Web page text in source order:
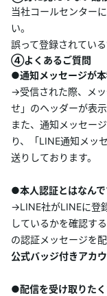
当社コールセンター
い。
誤って登録されてい
④よくあるご質問
●通知メッセージが
→受信された際、メ
せ」のヘッダーが表
また、通知メッセー
り、「LINE通知メッ
送りしております。
●本人認証とはなんで
→LINE社がLINEに登
しているかを確認す
の認証メッセージを配
公式バッジ付きアカ
●配信を受け取りた